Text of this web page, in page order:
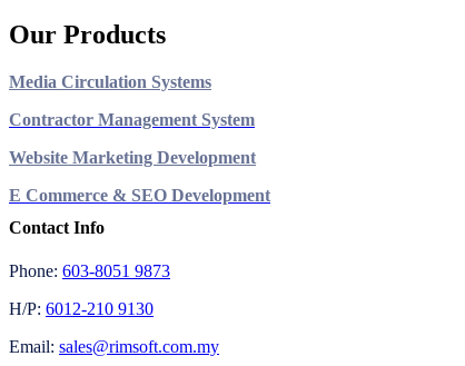
Our Products
Media Circulation Systems
Contractor Management System
Website Marketing Development
E Commerce & SEO Development
Contact Info
Phone: 603-8051 9873
H/P: 6012-210 9130
Email: sales@rimsoft.com.my